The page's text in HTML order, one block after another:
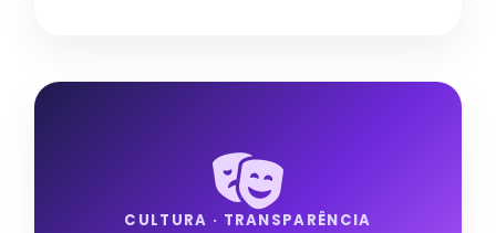
CULTURA · TRANSPARÊNCIA